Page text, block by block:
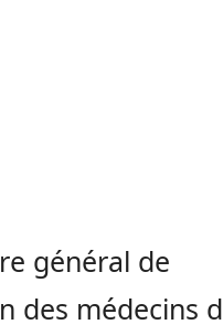
général de
des médecins